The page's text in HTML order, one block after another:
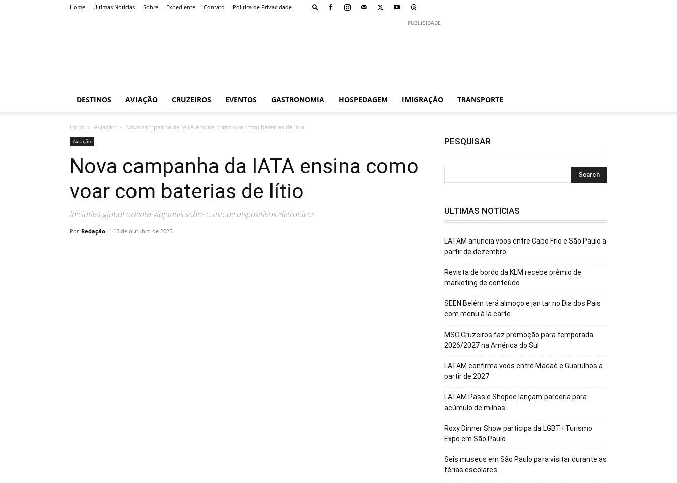
Home Últimas Notícias Sobre Expediente Contato Política de Privacidade
PUBLICIDADE
DESTINOS AVIAÇÃO CRUZEIROS EVENTOS GASTRONOMIA HOSPEDAGEM IMIGRAÇÃO TRANSPORTE
Início Aviação Nova campanha da IATA ensina como voar com baterias de lítio
Aviação
Nova campanha da IATA ensina como
voar com baterias de lítio
Iniciativa global orienta viajantes sobre o uso de dispositivos eletrônicos
Por Redação - 15 de outubro de 2025
PESQUISAR
ÚLTIMAS NOTÍCIAS
LATAM anuncia voos entre Cabo Frio e São Paulo a
partir de dezembro
Revista de bordo da KLM recebe prêmio de
marketing de conteúdo
SEEN Belém terá almoço e jantar no Dia dos Pais
com menu à la carte
MSC Cruzeiros faz promoção para temporada
2026/2027 na América do Sul
LATAM confirma voos entre Macaé e Guarulhos a
partir de 2027
LATAM Pass e Shopee lançam parceria para
acúmulo de milhas
Roxy Dinner Show participa da LGBT+Turismo
Expo em São Paulo
Seis museus em São Paulo para visitar durante as
férias escolares